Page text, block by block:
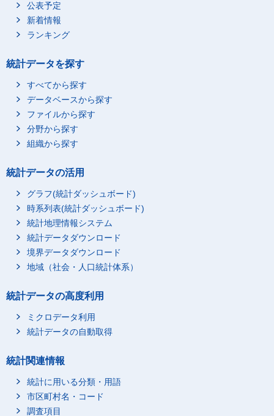
公表予定
新着情報
ランキング
統計データを探す
すべてから探す
データベースから探す
ファイルから探す
分野から探す
組織から探す
統計データの活用
グラフ(統計ダッシュボード)
時系列表(統計ダッシュボード)
統計地理情報システム
統計データダウンロード
境界データダウンロード
地域（社会・人口統計体系）
統計データの高度利用
ミクロデータ利用
統計データの自動取得
統計関連情報
統計に用いる分類・用語
市区町村名・コード
調査項目